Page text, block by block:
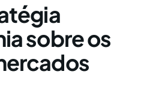
sobre os